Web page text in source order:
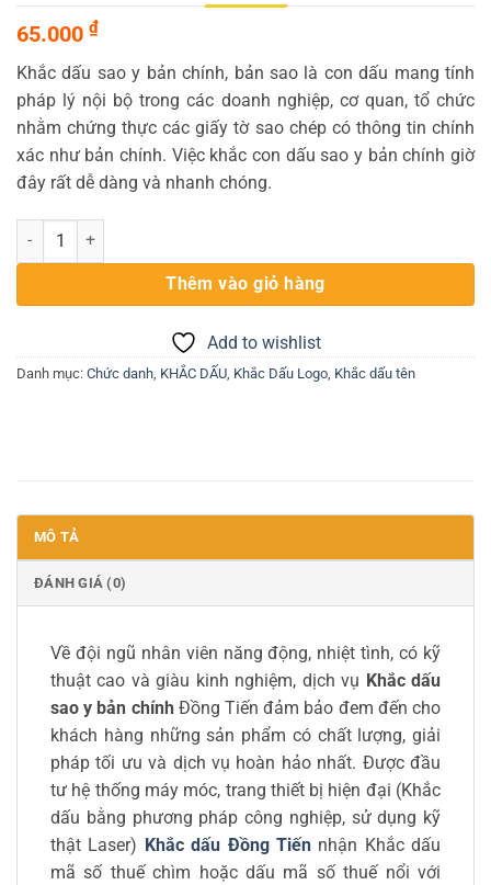
65.000 ₫
Khắc dấu sao y bản chính, bản sao là con dấu mang tính
pháp lý nội bộ trong các doanh nghiệp, cơ quan, tổ chức
nhằm chứng thực các giấy tờ sao chép có thông tin chính
xác như bản chính. Việc khắc con dấu sao y bản chính giờ
đây rất dễ dàng và nhanh chóng.
Khắc dấu sao y bản chính số lượng
Thêm vào giỏ hàng
Add to wishlist
Danh mục: Chức danh KHẮC DẤU Khắc Dấu Logo Khắc dấu tên
MÔ TẢ
ĐÁNH GIÁ (0)
Về đội ngũ nhân viên năng động, nhiệt tình, có kỹ
thuật cao và giàu kinh nghiệm, dịch vụ Khắc dấu
sao y bản chính Đồng Tiến đảm bảo đem đến cho
khách hàng những sản phẩm có chất lượng, giải
pháp tối ưu và dịch vụ hoàn hảo nhất. Được đầu
tư hệ thống máy móc, trang thiết bị hiện đại (Khắc
dấu bằng phương pháp công nghiệp, sử dụng kỹ
thật Laser) Khắc dấu Đồng Tiếnnhận Khắc dấu
mã số thuế chìm hoặc dấu mã số thuế nổi với